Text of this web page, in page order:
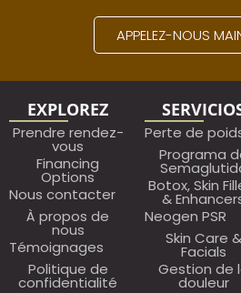
APPELEZ-NOUS
EXPLOREZ
Prendre rendez-
vous
Financing
Options
Nous contacter
À propos de
nous
Témoignages
Politique de
confidentialité
Perte de
Programa
Botox, Skin
&
Neogen PSR
Skin Care &
Facials
Gestion de
douleur